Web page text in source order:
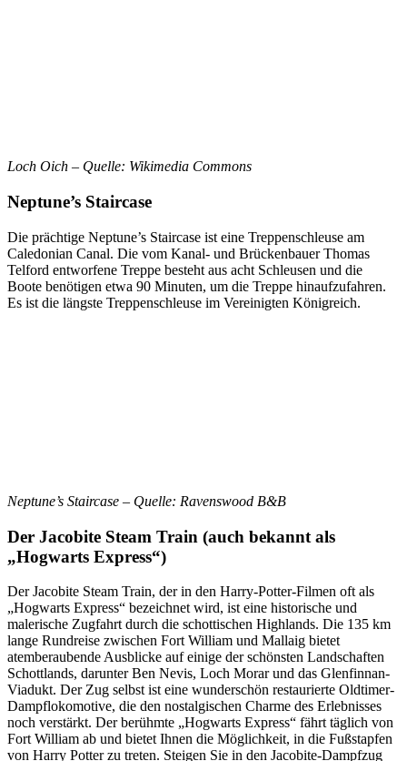
Loch Oich – Quelle: Wikimedia Commons
Neptune’s Staircase
Die prächtige Neptune’s Staircase ist eine Treppenschleuse am
Caledonian Canal. Die vom Kanal- und Brückenbauer Thomas
Telford entworfene Treppe besteht aus acht Schleusen und die
Boote benötigen etwa 90 Minuten, um die Treppe hinaufzufahren.
Es ist die längste Treppenschleuse im Vereinigten Königreich.
Neptune’s Staircase – Quelle: Ravenswood B&B
Der Jacobite Steam Train (auch bekannt als
„Hogwarts Express“)
Der Jacobite Steam Train, der in den Harry-Potter-Filmen oft als
„Hogwarts Express“ bezeichnet wird, ist eine historische und
malerische Zugfahrt durch die schottischen Highlands. Die 135 km
lange Rundreise zwischen Fort William und Mallaig bietet
atemberaubende Ausblicke auf einige der schönsten Landschaften
Schottlands, darunter Ben Nevis, Loch Morar und das Glenfinnan-
Viadukt. Der Zug selbst ist eine wunderschön restaurierte Oldtimer-
Dampflokomotive, die den nostalgischen Charme des Erlebnisses
noch verstärkt. Der berühmte „Hogwarts Express“ fährt täglich von
Fort William ab und bietet Ihnen die Möglichkeit, in die Fußstapfen
von Harry Potter zu treten. Steigen Sie in den Jacobite-Dampfzug